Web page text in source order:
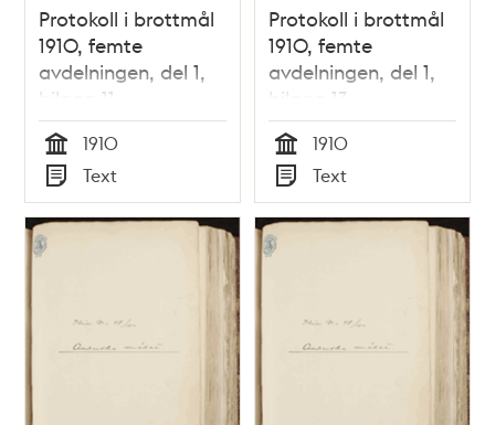
Protokoll i brottmål
1910, femte
avdelningen, del 1,
bilaga 11
Tid
1910
Typ
Text
Protokoll i brottmål
1910, femte
avdelningen, del 1,
bilaga 13
Tid
1910
Typ
Text